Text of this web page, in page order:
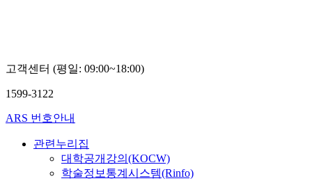
고객센터 (평일: 09:00~18:00)
1599-3122
ARS 번호안내
관련누리집
대학공개강의(KOCW)
학술정보통계시스템(Rinfo)